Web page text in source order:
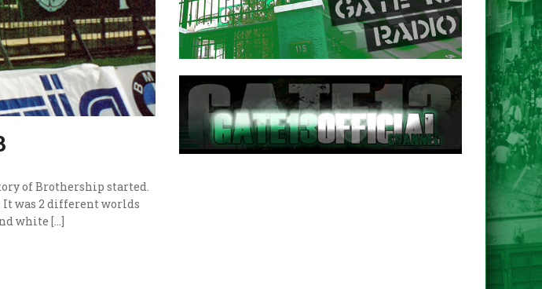
of Brothership started.
was 2 different worlds
white […]